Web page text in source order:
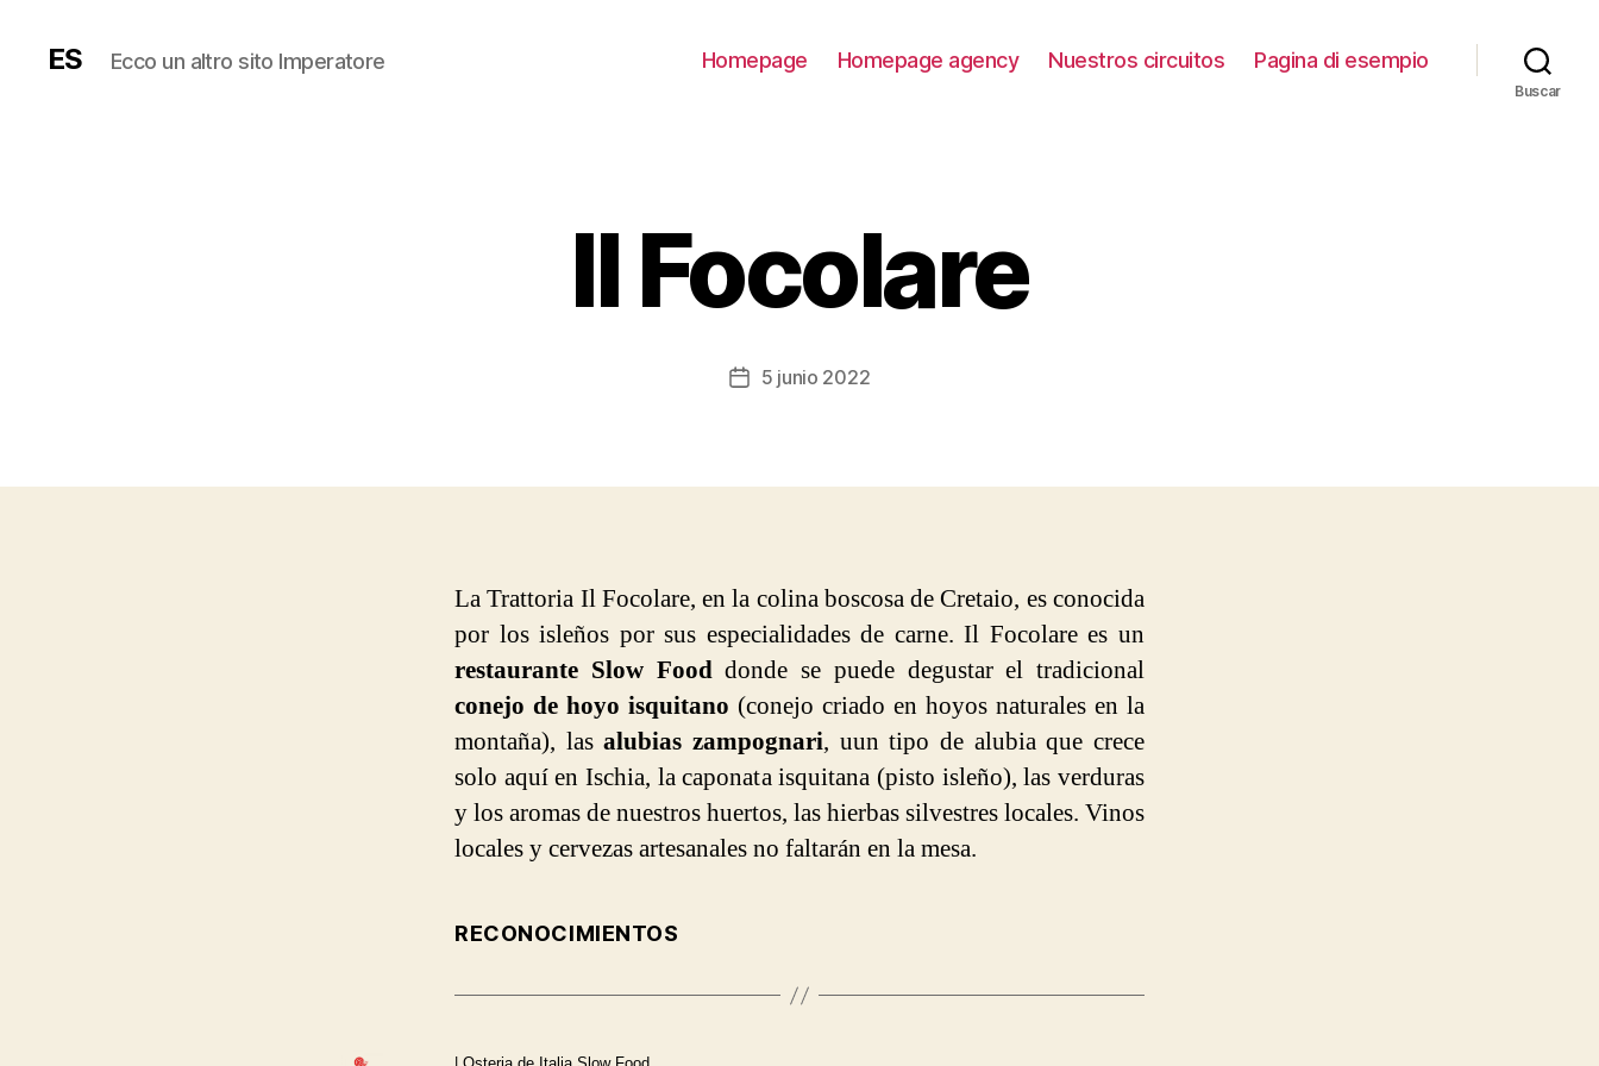
ES Ecco un altro sito Imperatore Homepage Homepage agency Nuestros circuitos Pagina di esempio
Buscar
Il Focolare
Fecha5 junio 2022
La Trattoria Il Focolare, en la colina boscosa de Cretaio, es conocida
por los isleños por sus especialidades de carne. Il Focolare es un
restaurante Slow Fooddonde se puede degustar el tradicional
conejo de hoyo isquitano (conejo criado en hoyos naturales en la
montaña), lasalubias zampognari, uun tipo de alubia que crece
solo aquí en Ischia, la caponata isquitana (pisto isleño), las verduras
y los aromas de nuestros huertos, las hierbas silvestres locales. Vinos
locales y cervezas artesanales no faltarán en la mesa.
RECONOCIMIENTOS